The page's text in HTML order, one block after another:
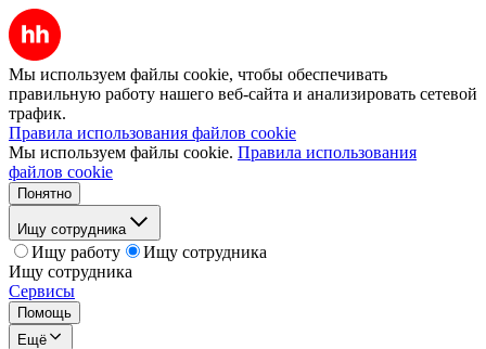
Мы используем файлы cookie, чтобы обеспечивать
правильную работу нашего веб-сайта и анализировать сетевой
трафик.
Правила использования файлов cookie
Мы используем файлы cookie. Правила использования
файлов cookie
Понятно
Ищу сотрудника
Ищу работу
Ищу сотрудника
Ищу сотрудника
Сервисы
Помощь
Ещё